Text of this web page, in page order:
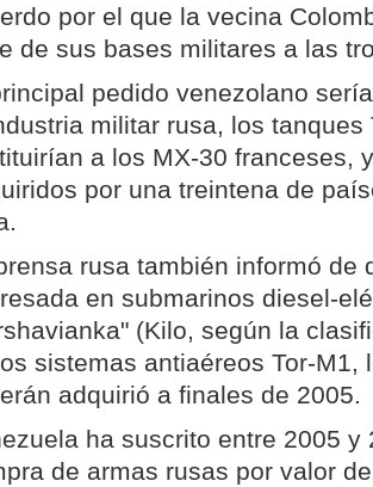
por el que la vecina
de sus bases militares a las
pedido venezolano
militar rusa, los tanques
a los MX-30 franceses,
por una treintena de
rusa también informó de
en submarinos diesel-
(Kilo, según la
sistemas antiaéreos Tor-M1,
adquirió a finales de 2005.
ha suscrito entre 2005 y
de armas rusas por valor